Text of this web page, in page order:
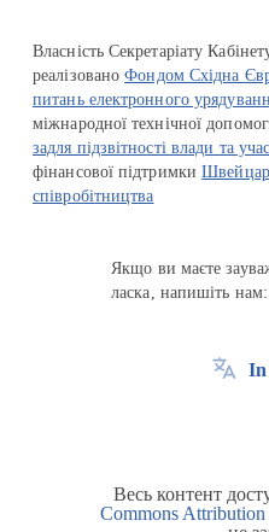
Власність Секретаріату
реалізованоФондом Східна
питань електронного
міжнародної технічної
задля підзвітності влади та
фінансової підтримки
співробітництва
Якщо ви маєте
ласка, напишіть
In
Весь контент
Commons